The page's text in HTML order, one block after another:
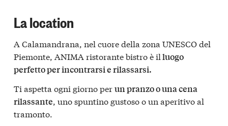
La location
A Calamandrana, nel cuore della zona UNESCO del
Piemonte, ANIMA ristorante bistroè illuogo
perfetto per incontrarsi e rilassarsi.
Ti aspetta ogni giorno perun pranzo o una cena
rilassante , uno spuntino gustoso o un aperitivo al
tramonto.